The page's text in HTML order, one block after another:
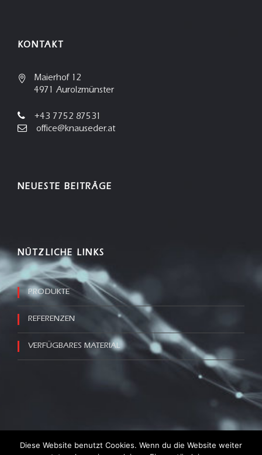
KONTAKT
Maierhof 12
4971 Aurolzmünster
+43 7752 87531
office@knauseder.at
NEUESTE BEITRÄGE
NÜTZLICHE LINKS
PRODUKTE
REFERENZEN
VERFÜGBARES MATERIAL
Diese Website benutzt Cookies. Wenn du die Website weiter